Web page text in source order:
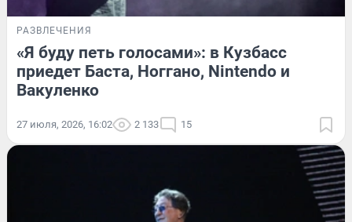
РАЗВЛЕЧЕНИЯ
«Я буду петь голосами»: в Кузбасс
приедет Баста, Ноггано, Nintendo и
Вакуленко
27 июля, 2026, 16:02 2 133 15